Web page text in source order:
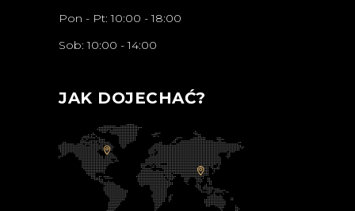
Pon - Pt: 10:00 - 18:00
Sob: 10:00 - 14:00
JAK DOJECHAĆ?